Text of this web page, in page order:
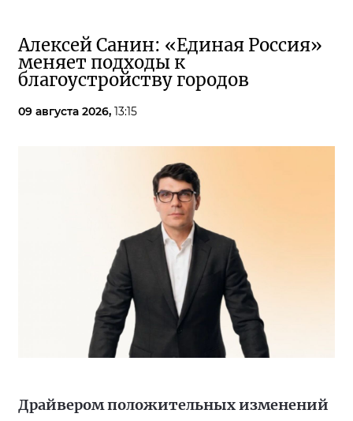
Алексей Санин: «Единая Россия»
меняет подходы к
благоустройству городов
09 августа 2026, 13:15
Драйвером положительных изменений